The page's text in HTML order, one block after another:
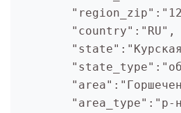
        "country":"RU",
"area_type":"р-